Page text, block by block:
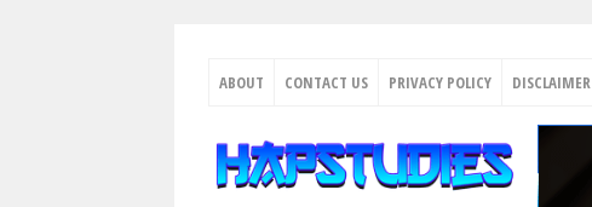
ABOUT CONTACT US PRIVACY POLICY DISCLAIMER